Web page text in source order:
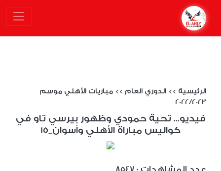
الرئيسية >> الدوري العام >> مباريات الأهلي موسم
2022/2023
فيديو... تحية حمودي وظهور بيرسي تاو في
كواليس مباراة الأهلي وأسوان_15